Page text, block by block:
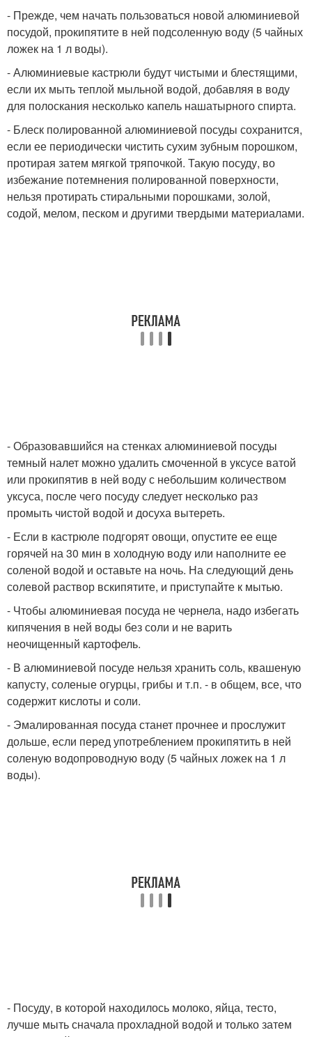
- Прежде, чем начать пользоваться новой алюминиевой
посудой, прокипятите в ней подсоленную воду (5 чайных
ложек на 1 л воды).
- Алюминиевые кастрюли будут чистыми и блестящими,
если их мыть теплой мыльной водой, добавляя в воду
для полоскания несколько капель нашатырного спирта.
- Блеск полированной алюминиевой посуды сохранится,
если ее периодически чистить сухим зубным порошком,
протирая затем мягкой тряпочкой. Такую посуду, во
избежание потемнения полированной поверхности,
нельзя протирать стиральными порошками, золой,
содой, мелом, песком и другими твердыми материалами.
- Образовавшийся на стенках алюминиевой посуды
темный налет можно удалить смоченной в уксусе ватой
или прокипятив в ней воду с небольшим количеством
уксуса, после чего посуду следует несколько раз
промыть чистой водой и досуха вытереть.
- Если в кастрюле подгорят овощи, опустите ее еще
горячей на 30 мин в холодную воду или наполните ее
соленой водой и оставьте на ночь. На следующий день
солевой раствор вскипятите, и приступайте к мытью.
- Чтобы алюминиевая посуда не чернела, надо избегать
кипячения в ней воды без соли и не варить
неочищенный картофель.
- В алюминиевой посуде нельзя хранить соль, квашеную
капусту, соленые огурцы, грибы и т.п. - в общем, все, что
содержит кислоты и соли.
- Эмалированная посуда станет прочнее и прослужит
дольше, если перед употреблением прокипятить в ней
соленую водопроводную воду (5 чайных ложек на 1 л
воды).
- Посуду, в которой находилось молоко, яйца, тесто,
лучше мыть сначала прохладной водой и только затем